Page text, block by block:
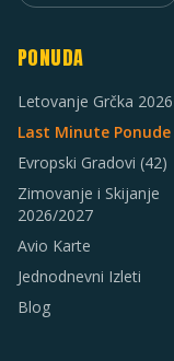
PONUDA
Letovanje Grčka 2026
Last Minute Ponude
Evropski Gradovi (42)
Zimovanje i Skijanje
2026/2027
Avio Karte
Jednodnevni Izleti
Blog